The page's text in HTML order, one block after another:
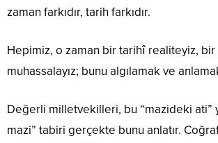
zaman farkıdır, tarih farkıdır.
Hepimiz, o zaman bir tarihî realiteyiz,
muhassalayız; bunu algılamak ve
Değerli milletvekilleri, bu “mazideki ati”
mazi” tabiri gerçekte bunu anlatır.